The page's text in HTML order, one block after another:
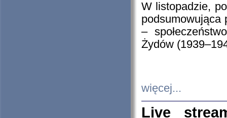
W listopadzie,
podsumowująca
–
Żydów
więcej...
Live